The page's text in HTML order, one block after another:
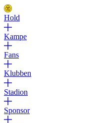
Hold
Kampe
Fans
Klubben
Stadion
Sponsor